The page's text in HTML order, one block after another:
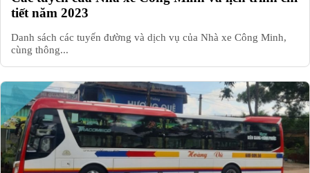
tiết năm 2023
Danh sách các tuyến đường và dịch vụ của Nhà xe Công Minh,
cùng thông...